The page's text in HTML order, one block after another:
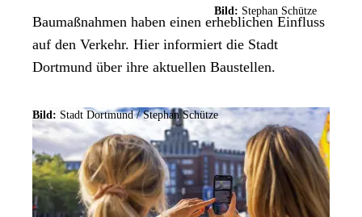
Bild: Stephan Schütze
Baumaßnahmen haben einen erheblichen Einfluss
auf den Verkehr. Hier informiert die Stadt
Dortmund über ihre aktuellen Baustellen.
Bild: Stadt Dortmund / Stephan Schütze